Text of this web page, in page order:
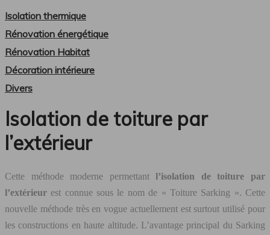
Isolation thermique
Rénovation énergétique
Rénovation Habitat
Décoration intérieure
Divers
Isolation de toiture par
l’extérieur
Cette méthode moderne permettantl’isolation de toiture par
l’extérieur est connue sous le nom de « Toiture Sarking ». Cette
nouvelle méthode très en vogue actuellement est surtout utilisé pour
les constructions en haute altitude. L’avantage principal du Sarking